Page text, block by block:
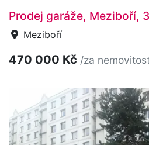
Prodej garáže, Meziboří,
Meziboří
470 000 Kč /za